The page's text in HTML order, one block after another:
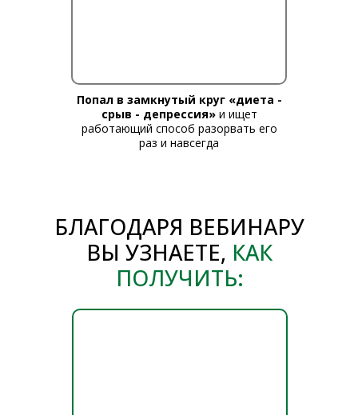
Попал в замкнутый круг «диета -
срыв - депрессия»и ищет
работающий способ разорвать его
раз и навсегда
БЛАГОДАРЯ ВЕБИНАРУ
ВЫ УЗНАЕТЕ, КАК
ПОЛУЧИТЬ: